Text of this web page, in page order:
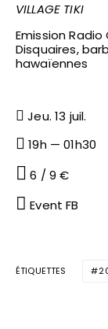
VILLAGE TIKI
Emission
Disquaires,
hawaïennes
Jeu. 13 juil.
19h — 01h30
6 / 9 €
Event FB
ÉTIQUETTES